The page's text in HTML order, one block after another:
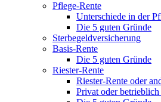
Pflege-Rente
Unterschiede in der
Die 5 guten Gründe
Sterbegeldversicherung
Basis-Rente
Die 5 guten Gründe
Riester-Rente
Riester-Rente oder
Privat oder betrieblich